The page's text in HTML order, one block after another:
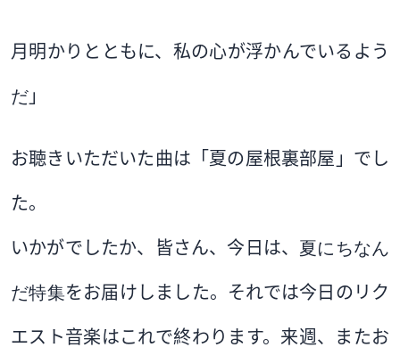
月明かりとともに、私の心が浮かんでいるよう
だ 」
お聴きいただいた曲は「夏の屋根裏部屋」でし
た。
いかがでしたか、皆さん、今日は、 夏にちなん
だ特集をお届けしました。それでは今日のリク
エスト音楽はこれで終わります。来週、またお